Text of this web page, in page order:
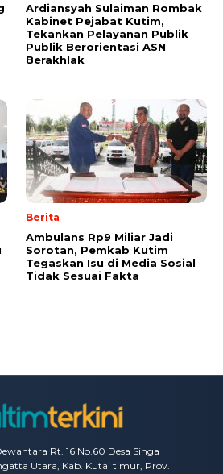
Ardiansyah Sulaiman Rombak
Kabinet Pejabat Kutim,
Tekankan Pelayanan Publik
Publik Berorientasi ASN
Berakhlak
Berita
Ambulans Rp9 Miliar Jadi
Sorotan, Pemkab Kutim
Tegaskan Isu di Media Sosial
Tidak Sesuai Fakta
Rt. 16 No.60 Desa Singa
Utara, Kab. Kutai timur, Prov.